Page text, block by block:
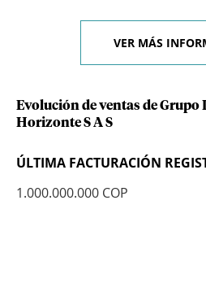
VER MÁS
Evolución de ventas de
Horizonte S A S
ÚLTIMA FACTURACIÓN
1.000.000.000 COP